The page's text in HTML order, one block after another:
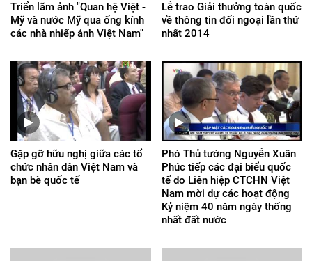
Triển lãm ảnh "Quan hệ Việt -
Mỹ và nước Mỹ qua ống kính
các nhà nhiếp ảnh Việt Nam"
Lễ trao Giải thưởng toàn quốc
về thông tin đối ngoại lần thứ
nhất 2014
Gặp gỡ hữu nghị giữa các tổ
chức nhân dân Việt Nam và
bạn bè quốc tế
Phó Thủ tướng Nguyễn Xuân
Phúc tiếp các đại biểu quốc
tế do Liên hiệp CTCHN Việt
Nam mời dự các hoạt động
Kỷ niệm 40 năm ngày thống
nhất đất nước